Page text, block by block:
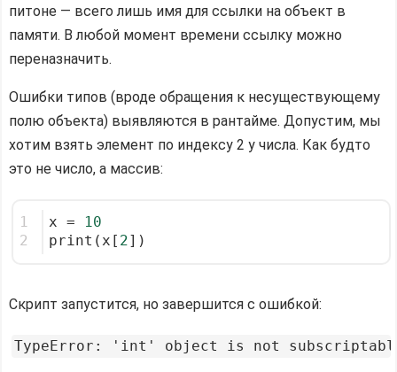
питоне — всего лишь имя для ссылки на объект в
памяти. В любой момент времени ссылку можно
переназначить.
Ошибки типов (вроде обращения к несуществующему
полю объекта) выявляются в рантайме. Допустим, мы
хотим взять элемент по индексу 2 у числа. Как будто
это не число, а массив:
1
2
x =
10
print(x[ 2])
Скрипт запустится, но завершится с ошибкой: